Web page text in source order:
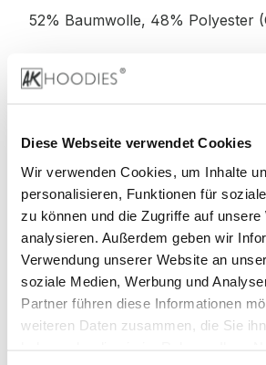
Diese Webseite verwendet Cookies
Wir verwenden Cookies, um Inhalte
personalisieren, Funktionen für
zu können und die Zugriffe auf unsere
analysieren. Außerdem geben wir
Verwendung unserer Website an
soziale Medien, Werbung und
Partner führen diese Informationen
weiteren Daten zusammen, die Sie
52% Baumwolle, 48% Polyester
52% Baumwolle, 48% Polyester
Heather)
Stoffgewicht : 280 g/m²
Zertifizierungen:
PETA-Vegan, WRAP, faire
REACH, Sedex